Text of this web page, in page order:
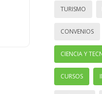
TURISMO
CONVENIOS
CIENCIA Y
CURSOS